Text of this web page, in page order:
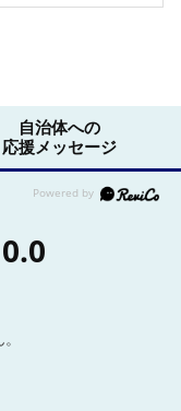
自治体への
応援メッセージ
0.0